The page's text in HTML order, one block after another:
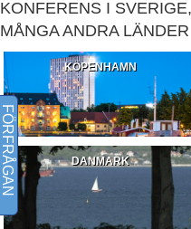
KONFERENS I
MÅNGA ANDRA LÄNDER
KÖPENHAMN
DANMARK
FÖRFRÅGAN